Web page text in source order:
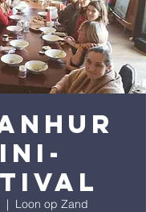
  |
Loon op Zand